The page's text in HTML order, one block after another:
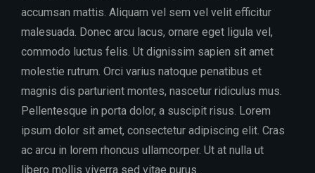
accumsan mattis. Aliquam vel sem vel velit efficitur
malesuada. Donec arcu lacus, ornare eget ligula vel,
commodo luctus felis. Ut dignissim sapien sit amet
molestie rutrum. Orci varius natoque penatibus et
magnis dis parturient montes, nascetur ridiculus mus.
Pellentesque in porta dolor, a suscipit risus. Lorem
ipsum dolor sit amet, consectetur adipiscing elit. Cras
ac arcu in lorem rhoncus ullamcorper. Ut at nulla ut
libero mollis viverra sed vitae purus.